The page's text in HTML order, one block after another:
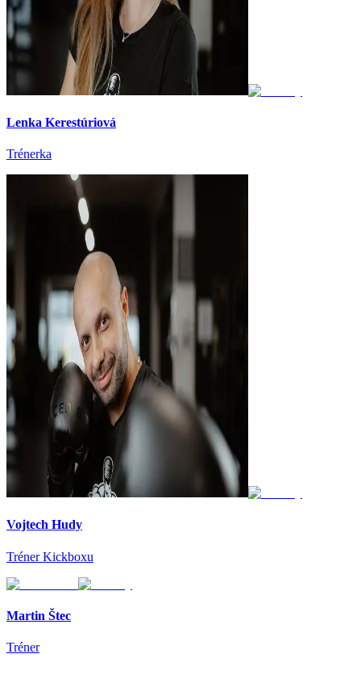
Lenka Kerestúriová
Trénerka
Vojtech Hudy
Tréner Kickboxu
Martin Štec
Tréner